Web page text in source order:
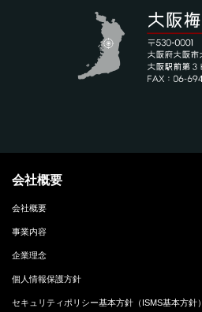
会社概要
会社概要
事業内容
企業理念
個人情報保護方針
セキュリティポリシー基本方針（ISMS基本方針）